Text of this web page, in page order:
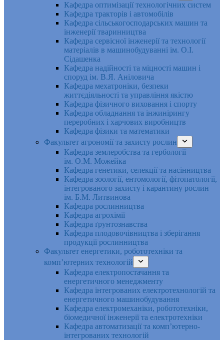
Кафедра оптимізації технологічних систем
Кафедра тракторів і автомобілів
Кафедра сільськогосподарських машин та
інженерії тваринництва
Кафедра cервісної інженерії та технології
матеріалів в машинобудуванні ім. О.І.
Сідашенка
Кафедра надійності та міцності машин і
споруд ім. В.Я. Аніловича
Кафедра мехатроніки, безпеки
життєдіяльності та управління якістю
Кафедра фізичного виховання і спорту
Кафедра обладнання та інжинірингу
переробних і харчових виробництв
Кафедра фізики та математики
Факультет агрономії та захисту рослин
Кафедра землеробства та гербології
ім. О.М. Можейка
Кафедра генетики, селекції та насінництва
Кафедра зоології, ентомології, фітопатології,
інтегрованого захисту і карантину рослин
ім. Б.М. Литвинова
Кафедра рослинництва
Кафедра агрохімії
Кафедра ґрунтознавства
Кафедра плодовочівництва і зберігання
продукції рослинництва
Факультет енергетики, робототехніки та
комп’ютерних технологій
Кафедра електропостачання та
енергетичного менеджменту
Кафедра інтегрованих електротехнологій та
енергетичного машинобудування
Кафедра електромеханіки, робототехніки,
біомедичної інженерії та електротехніки
Кафедра автоматизації та комп’ютерно-
інтегрованих технологій